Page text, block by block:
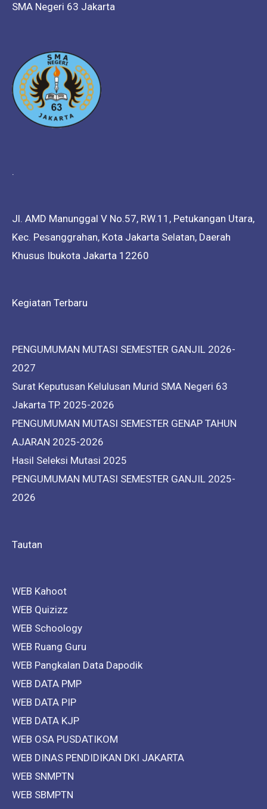
SMA Negeri 63 Jakarta
.
Jl. AMD Manunggal V No.57, RW.11, Petukangan Utara,
Kec. Pesanggrahan, Kota Jakarta Selatan, Daerah
Khusus Ibukota Jakarta 12260
Kegiatan Terbaru
PENGUMUMAN MUTASI SEMESTER GANJIL 2026-
2027
Surat Keputusan Kelulusan Murid SMA Negeri 63
Jakarta TP. 2025-2026
PENGUMUMAN MUTASI SEMESTER GENAP TAHUN
AJARAN 2025-2026
Hasil Seleksi Mutasi 2025
PENGUMUMAN MUTASI SEMESTER GANJIL 2025-
2026
Tautan
WEB Kahoot
WEB Quizizz
WEB Schoology
WEB Ruang Guru
WEB Pangkalan Data Dapodik
WEB DATA PMP
WEB DATA PIP
WEB DATA KJP
WEB OSA PUSDATIKOM
WEB DINAS PENDIDIKAN DKI JAKARTA
WEB SNMPTN
WEB SBMPTN